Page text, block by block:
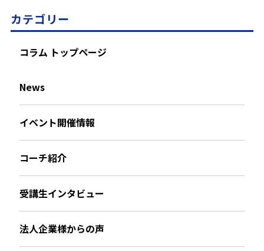
カテゴリー
コラム トップページ
News
イベント開催情報
コーチ紹介
受講生インタビュー
法人企業様からの声